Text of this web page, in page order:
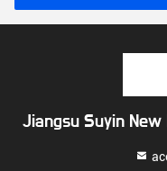
Jiangsu Suyin New